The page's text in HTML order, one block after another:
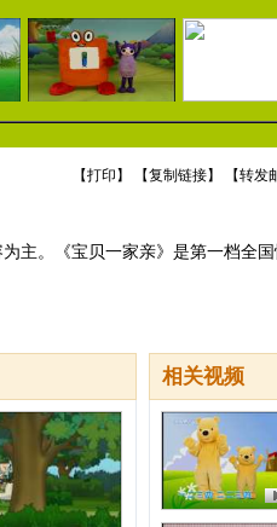
【打印 】 【复制链接】 【转发
主。《宝贝一家亲》是第一档全
相关视频